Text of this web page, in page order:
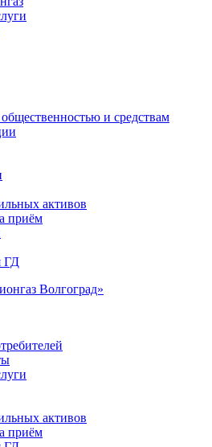
и средствам
активов
приём
ГД
активов
приём